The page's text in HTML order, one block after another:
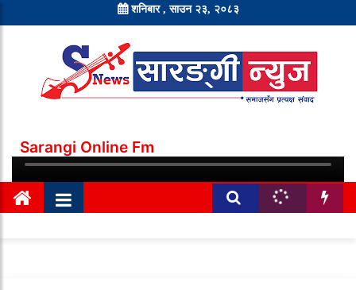
शनिबार , साउन २३, २०८३
Sarangi Online Fm